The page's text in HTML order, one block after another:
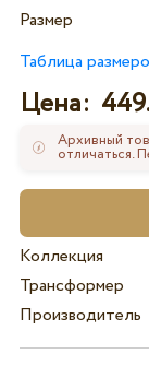
Размер
Таблица
Цена: 449.
Архивный
отличаться.
Коллекция
Трансформер
Производитель